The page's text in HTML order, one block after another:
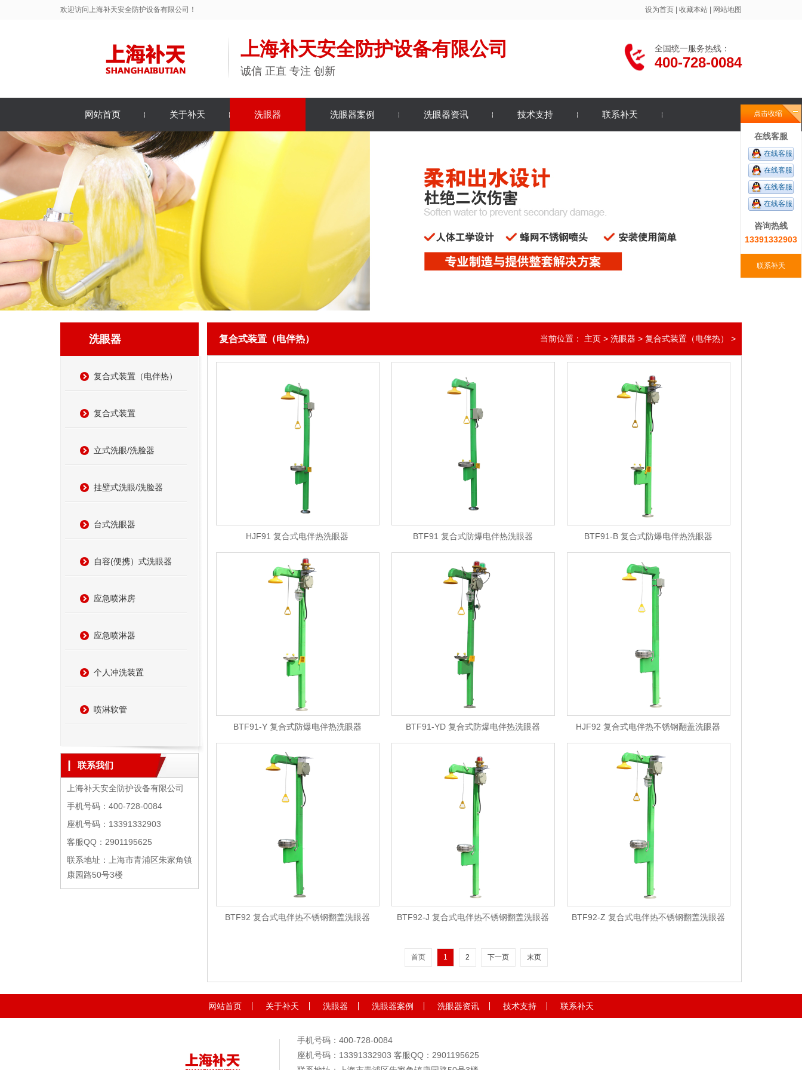
欢迎访问上海补天安全防护设备有限公司！ 设为首页 收藏本站 网站地图
上海补天安全防护设备有限公司
诚信 正直 专注 创新
全国统一服务热线：
400-728-0084
网站首页 关于补天 洗眼器 洗眼器案例 洗眼器资讯 技术支持 联系补天
洗眼器
复合式装置（电伴热）
复合式装置
立式洗眼/洗脸器
挂壁式洗眼/洗脸器
台式洗眼器
自容(便携）式洗眼器
应急喷淋房
应急喷淋器
个人冲洗装置
喷淋软管
联系我们
上海补天安全防护设备有限公司
手机号码：400-728-0084
座机号码：13391332903
客服QQ：2901195625
联系地址：上海市青浦区朱家角镇
康园路50号3楼
复合式装置（电伴热） 当前位置： 主页 > 洗眼器 > 复合式装置（电伴热） >
HJF91 复合式电伴热洗眼器 BTF91 复合式防爆电伴热洗眼器 BTF91-B 复合式防爆电伴热洗眼器
BTF91-Y 复合式防爆电伴热洗眼器 BTF91-YD 复合式防爆电伴热洗眼器 HJF92 复合式电伴热不锈钢翻盖洗眼器
BTF92 复合式电伴热不锈钢翻盖洗眼器 BTF92-J 复合式电伴热不锈钢翻盖洗眼器 BTF92-Z 复合式电伴热不锈钢翻盖洗眼器
首页 1 2 下一页 末页
网站首页 关于补天 洗眼器 洗眼器案例 洗眼器资讯 技术支持 联系补天
手机号码：400-728-0084
座机号码：13391332903 客服QQ：2901195625
点击收缩
在线客服
在线客服
在线客服
在线客服
在线客服
咨询热线
13391332903
联系补天